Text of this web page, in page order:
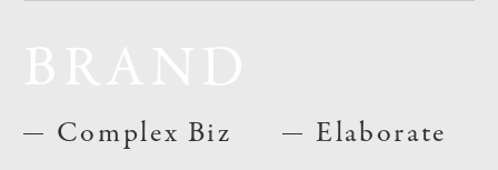
Complex Biz
Elaborate